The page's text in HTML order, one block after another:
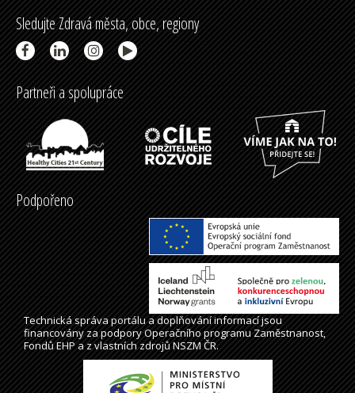
Sledujte Zdravá města, obce, regiony
Partneři a spolupráce
Podpořeno
Technická správaportálua doplňování informací jsou
financovány za podpory Operačního programu Zaměstnanost,
Fondů EHP a z vlastních zdrojů NSZM ČR.